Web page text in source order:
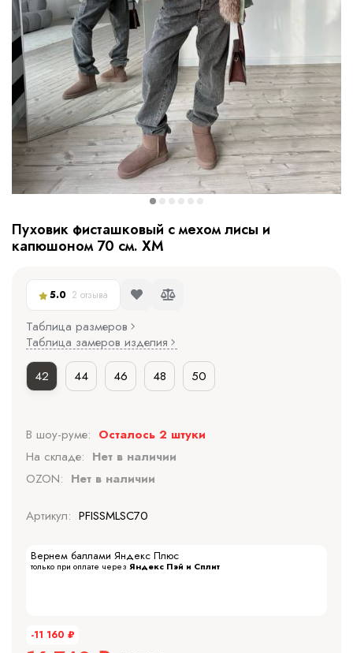
Пуховик фисташковый с мехом лисы и
капюшоном 70 см. ХМ
5.0 2 отзыва
Таблица размеров
Таблица замеров изделия
42
44 46 48 50
В шоу-руме: Осталось 2 штуки
На складе: Нет в наличии
OZON: Нет в наличии
Артикул: PFISSMLSC70
Вернем баллами Яндекс Плюс
только при оплате через Яндекс Пэй и Сплит
-11 160 ₽